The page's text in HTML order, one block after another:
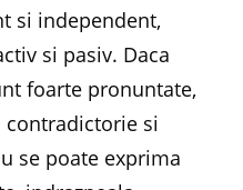
si independent,
si pasiv. Daca
foarte pronuntate,
contradictorie si
se poate exprima